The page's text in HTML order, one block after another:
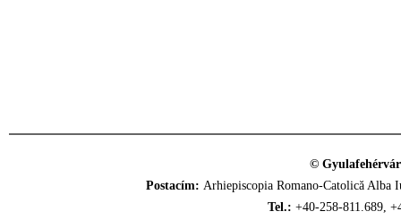
©
Postacím: Arhiepiscopia Romano-Catolică
Tel.: +40-258-811.689,